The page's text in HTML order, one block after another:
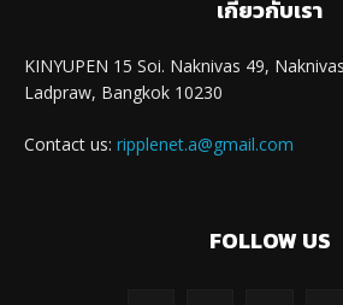
เกี่ยวกับเรา
KINYUPEN 15 Soi. Naknivas 49,
Ladpraw, Bangkok 10230
Contact us: ripplenet.a@gmail.com
FOLLOW US